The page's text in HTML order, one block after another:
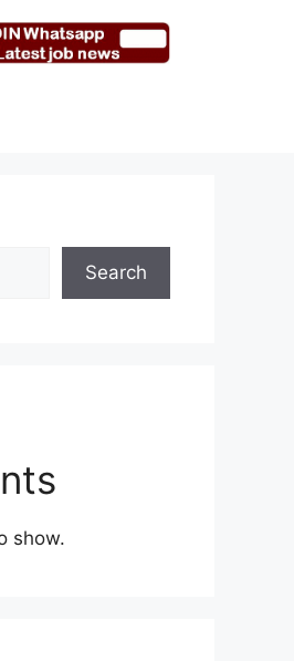
Search
show.